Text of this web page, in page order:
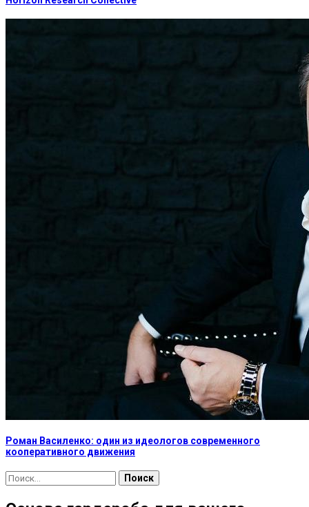
Роман Василенко: один из идеологов современного
кооперативного движения
Найти: